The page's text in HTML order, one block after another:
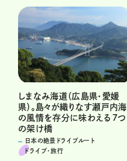
しまなみ海道（広島県・愛媛
県）。島々が織りなす瀬戸内海
の風情を存分に味わえる７つ
の架け橋
日本の絶景ドライブルート
ドライブ･旅行